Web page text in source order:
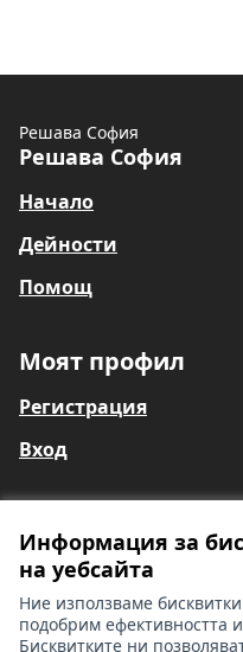
Информация за
на уебсайта
Ние използваме
подобрим ефективността
Бисквитките ни
Решава София
Решава София
Начало
Дейности
Помощ
Моят профил
Регистрация
Вход
Общи условия
Информация за глухи и
Настройки на бисквитките